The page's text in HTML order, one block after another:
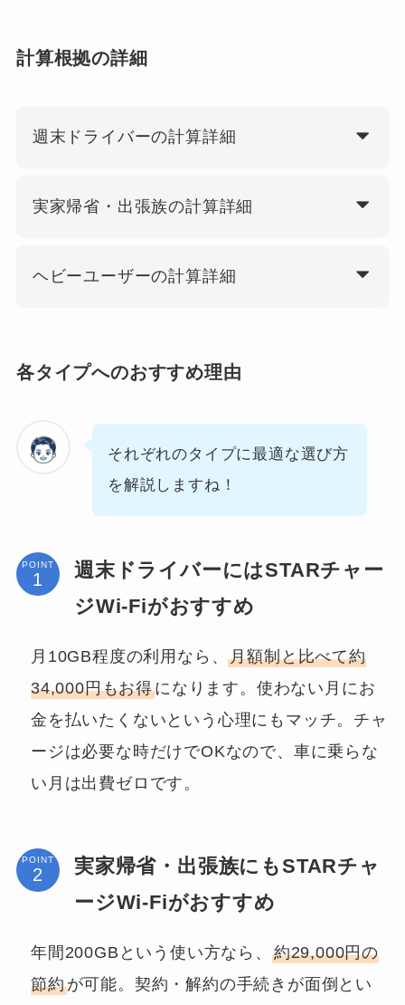
計算根拠の詳細
週末ドライバーの計算詳細
実家帰省・出張族の計算詳細
ヘビーユーザーの計算詳細
各タイプへのおすすめ理由
それぞれのタイプに最適な選び方
を解説しますね！
POINT
週末ドライバーにはSTARチャー
ジWi-Fiがおすすめ
月10GB程度の利用なら、月額制と比べて約
34,000円もお得になります。使わない月にお
金を払いたくないという心理にもマッチ。チャ
ージは必要な時だけでOKなので、車に乗らな
い月は出費ゼロです。
POINT
実家帰省・出張族にもSTARチャ
ージWi-Fiがおすすめ
年間200GBという使い方なら、 約29,000円の
節約が可能。契約・解約の手続きが面倒とい